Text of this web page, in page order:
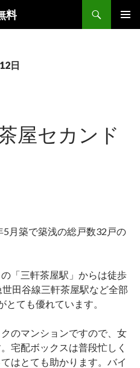
料
日
屋セカンド
月築で築浅の総戸数32戸の
「三軒茶屋駅」からは徒歩
田谷線三軒茶屋駅など全部
ても優れています。
のマンションですので、女
宅配ボックスは普段忙しく
はとても助かります。バイ